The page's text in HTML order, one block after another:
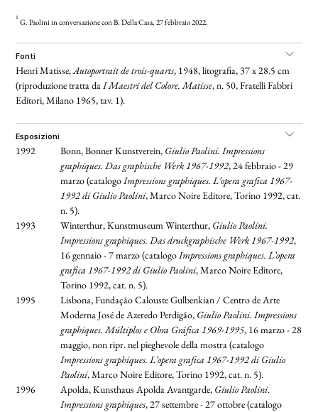
1 G. Paolini in conversazione con B. Della Casa, 27 febbraio 2022.
fonti
Henri Matisse,Autoportrait de trois-quarts, 1948, litografia, 37 x 28.5 cm
(riproduzione tratta daI Maestri del Colore. Matisse, n. 50, Fratelli Fabbri
Editori, Milano 1965, tav. 1).
esposizioni
1992 Bonn, Bonner Kunstverein, Giulio Paolini. Impressions
graphiques. Das graphische Werk 1967-1992, 24 febbraio - 29
marzo (catalogoImpressions graphiques. L’opera grafica 1967-
1992 di Giulio Paolini, Marco Noire Editore, Torino 1992, cat.
n. 5).
1993
Winterthur, Kunstmuseum Winterthur, Giulio Paolini.
Impressions graphiques. Das druckgraphische Werk 1967-1992,
16 gennaio - 7 marzo (catalogoImpressions graphiques. L’opera
grafica 1967-1992 di Giulio Paolini, Marco Noire Editore,
Torino 1992, cat. n. 5).
1995
Lisbona, Fundação Calouste Gulbenkian / Centro de Arte
Moderna José de Azeredo Perdigão, Giulio Paolini. Impressions
graphiques. Múltiplos e Obra Gráfica 1969-1995, 16 marzo - 28
maggio, non ripr. nel pieghevole della mostra (catalogo
Impressions graphiques. L’opera grafica 1967-1992 di Giulio
Paolini, Marco Noire Editore, Torino 1992, cat. n. 5).
1996
Apolda, Kunsthaus Apolda Avantgarde, Giulio Paolini.
Impressions graphiques, 27 settembre - 27 ottobre (catalogo